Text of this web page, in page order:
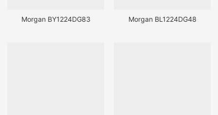
Morgan BY1224DG83 Morgan BL1224DG48